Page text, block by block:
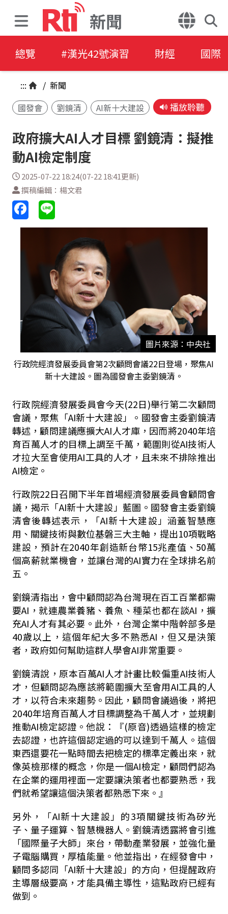
新聞
總覽 #漢光42號演習 財經 國際
::: / 新聞
國發會
劉鏡清 AI新十大建設 播放聆聽
政府擴大AI人才目標 劉鏡清：擬推
動AI檢定制度
2025-07-22 18:24(07-22 18:41更新)
撰稿編輯：楊文君
圖片來源：中央社
行政院經濟發展委員會第2次顧問會議22日登場，聚焦AI
新十大建設。圖為國發會主委劉鏡清。
行政院經濟發展委員會今天(22日)舉行第二次顧問
會議，聚焦「AI新十大建設」。國發會主委劉鏡清
轉述，顧問建議應擴大AI人才庫，因而將2040年培
育百萬人才的目標上調至千萬，範圍則從AI技術人
才拉大至會使用AI工具的人才，且未來不排除推出
AI檢定。
行政院22日召開下半年首場經濟發展委員會顧問會
議，揭示「AI新十大建設」藍圖。國發會主委劉鏡
清會後轉述表示，「AI新十大建設」涵蓋智慧應
用、關鍵技術與數位基磐三大主軸，提出10項戰略
建設，預計在2040年創造新台幣15兆產值、50萬
個高薪就業機會，並讓台灣的AI實力在全球排名前
五。
劉鏡清指出，會中顧問認為台灣現在百工百業都需
要AI，就連農業養豬、養魚、種菜也都在談AI，擴
充AI人才有其必要。此外，台灣企業中階幹部多是
40歲以上，這個年紀大多不熟悉AI，但又是決策
者，政府如何幫助這群人學會AI非常重要。
劉鏡清說，原本百萬AI人才計畫比較偏重AI技術人
才，但顧問認為應該將範圍擴大至會用AI工具的人
才，以符合未來趨勢。因此，顧問會議過後，將把
2040年培育百萬人才目標調整為千萬人才，並規劃
推動AI檢定認證。他說：『(原音)透過這樣的檢定
去認證，也許這個認定過的可以達到千萬人。這個
東西還要花一點時間去把檢定的標準定義出來，就
像英檢那樣的概念，你是一個AI檢定，顧問們認為
在企業的運用裡面一定要讓決策者也都要熟悉，我
們就希望讓這個決策者都熟悉下來。』
另外，「AI新十大建設」的3項關鍵技術為矽光
子、量子運算、智慧機器人。劉鏡清透露將會引進
「國際量子大師」來台，帶動產業發展，並強化量
子電腦購買，厚植能量。他並指出，在經發會中，
顧問多認同「AI新十大建設」的方向，但提醒政府
主導層級要高，才能具備主導性，這點政府已經有
做到。